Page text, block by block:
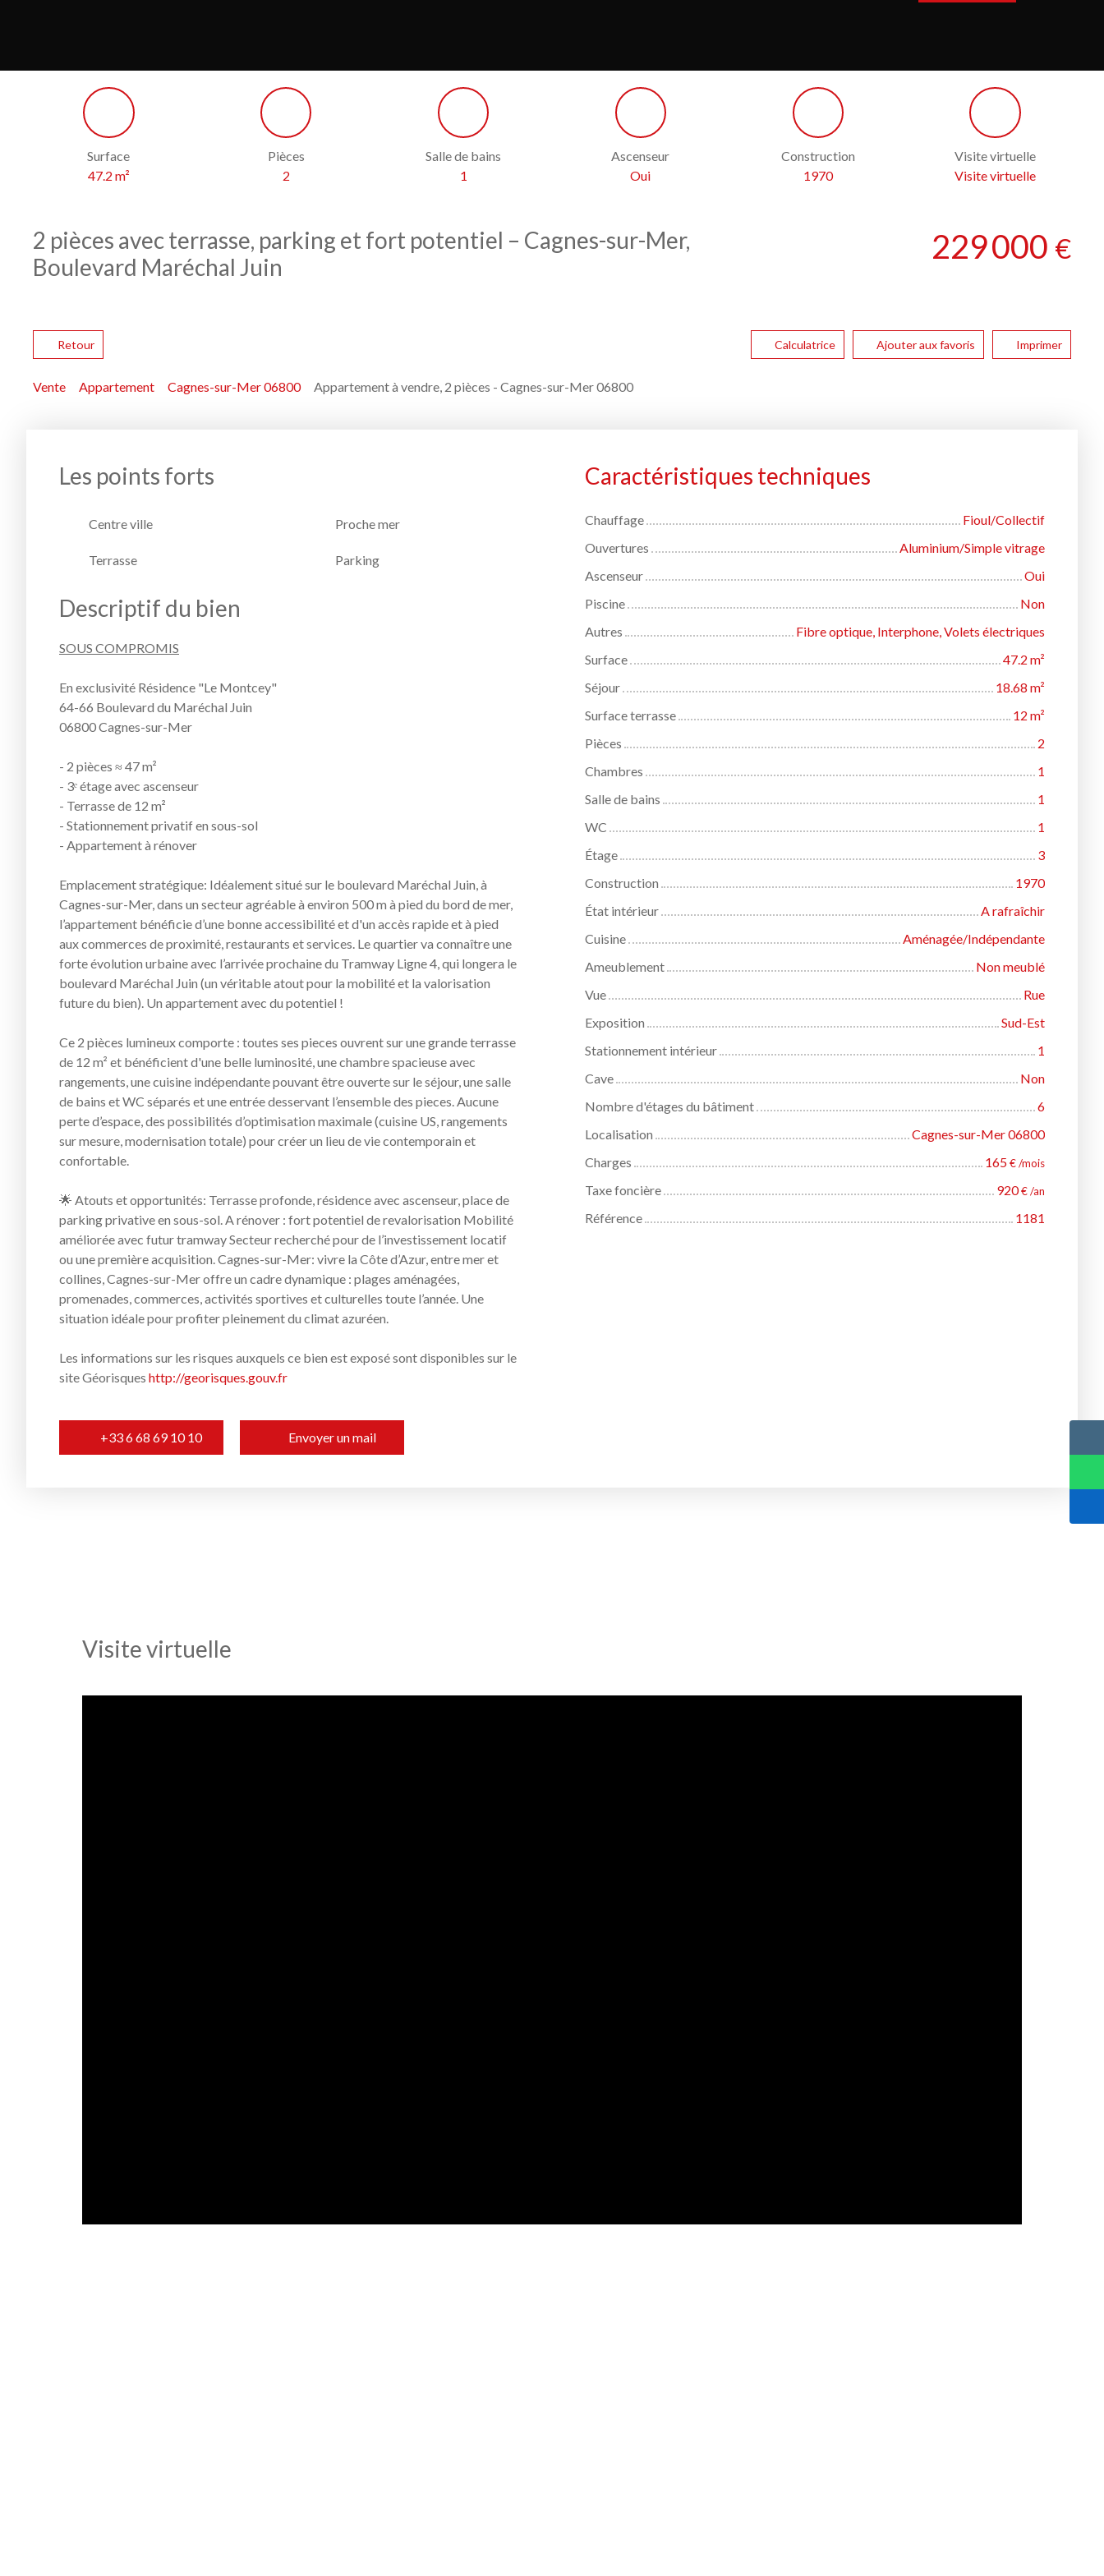
Surface
47.2 m²
Pièces
2
Salle de bains
1
Ascenseur
Oui
Construction
1970
Visite virtuelle
Visite virtuelle
2 pièces avec terrasse, parking et fort potentiel – Cagnes-sur-Mer,
Boulevard Maréchal Juin
229 000 €
Retour Calculatrice Ajouter aux favoris Imprimer
Vente Appartement Cagnes-sur-Mer 06800 Appartement à vendre, 2 pièces - Cagnes-sur-Mer 06800
Les points forts
Centre ville Proche mer
Terrasse Parking
Descriptif du bien
SOUS COMPROMIS
En exclusivité Résidence "Le Montcey"
64-66 Boulevard du Maréchal Juin
06800 Cagnes-sur-Mer
- 2 pièces ≈ 47 m²
- 3ᵉ étage avec ascenseur
- Terrasse de 12 m²
- Stationnement privatif en sous-sol
- Appartement à rénover
Emplacement stratégique: Idéalement situé sur le boulevard Maréchal Juin, à
Cagnes-sur-Mer, dans un secteur agréable à environ 500 m à pied du bord de mer,
l’appartement bénéficie d’une bonne accessibilité et d'un accès rapide et à pied
aux commerces de proximité, restaurants et services. Le quartier va connaître une
forte évolution urbaine avec l’arrivée prochaine du Tramway Ligne 4, qui longera le
boulevard Maréchal Juin (un véritable atout pour la mobilité et la valorisation
future du bien). Un appartement avec du potentiel !
Ce 2 pièces lumineux comporte : toutes ses pieces ouvrent sur une grande terrasse
de 12 m² et bénéficient d'une belle luminosité, une chambre spacieuse avec
rangements, une cuisine indépendante pouvant être ouverte sur le séjour, une salle
de bains et WC séparés et une entrée desservant l’ensemble des pieces. Aucune
perte d’espace, des possibilités d’optimisation maximale (cuisine US, rangements
sur mesure, modernisation totale) pour créer un lieu de vie contemporain et
confortable.
🌟 Atouts et opportunités: Terrasse profonde, résidence avec ascenseur, place de
parking privative en sous-sol. A rénover : fort potentiel de revalorisation Mobilité
améliorée avec futur tramway Secteur recherché pour de l’investissement locatif
ou une première acquisition. Cagnes-sur-Mer: vivre la Côte d’Azur, entre mer et
collines, Cagnes-sur-Mer offre un cadre dynamique : plages aménagées,
promenades, commerces, activités sportives et culturelles toute l’année. Une
situation idéale pour profiter pleinement du climat azuréen.
Les informations sur les risques auxquels ce bien est exposé sont disponibles sur le
site Géorisques http://georisques.gouv.fr
+33 6 68 69 10 10 Envoyer un mail
Caractéristiques techniques
Chauffage
Fioul/Collectif
Ouvertures
Aluminium/Simple vitrage
Ascenseur
Oui
Piscine
Non
Autres
Fibre optique, Interphone, Volets électriques
Surface
47.2 m²
Séjour
18.68 m²
Surface terrasse
12 m²
Pièces
2
Chambres
1
Salle de bains
1
WC
1
Étage
3
Construction
1970
État intérieur
A rafraîchir
Cuisine
Aménagée/Indépendante
Ameublement
Non meublé
Vue
Rue
Exposition
Sud-Est
Stationnement intérieur
1
Cave
Non
Nombre d'étages du bâtiment
6
Localisation
Cagnes-sur-Mer 06800
Charges
165€ /mois
Taxe foncière 920€ /an
Référence 1181
Visite virtuelle